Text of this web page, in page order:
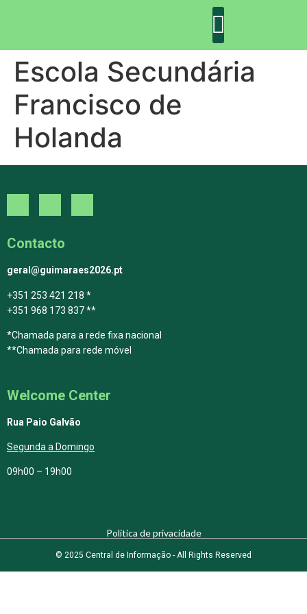
Escola Secundária
Francisco de
Holanda
Contacto
geral@guimaraes2026.pt
+351 253 421 218 *
+351 968 173 837 **
*Chamada para a rede fixa nacional
**Chamada para rede móvel
Welcome Center
Rua Paio Galvão
Segunda a Domingo
09h00 – 19h00
Política de privacidade
© 2025 Central de Informação - All Rights Reserved